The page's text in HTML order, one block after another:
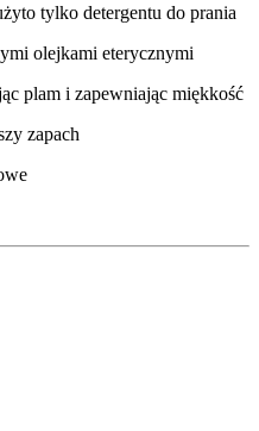
tylko detergentu do prania
olejkami eterycznymi
plam i zapewniając miękkość
zapach